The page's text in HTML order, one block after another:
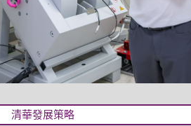
清華發展策略